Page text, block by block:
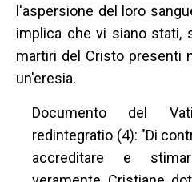
l'aspersione del loro
implica che vi siano stati,
martiri del Cristo presenti
un'eresia.
Documento del
redintegratio (4): "Di
accreditare e